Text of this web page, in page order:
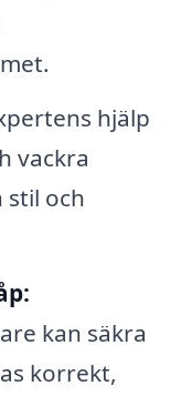
hjälp
vackra
stil och
kan säkra
korrekt,